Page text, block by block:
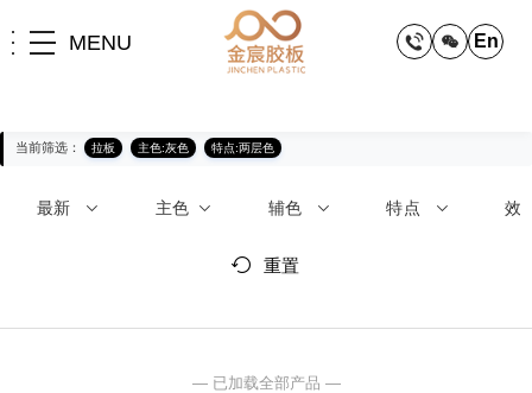
MENU En
当前筛选： 拉板 主色:灰色 特点:两层色
最新 主色 辅色 特点 效
重置
— 已加载全部产品 —